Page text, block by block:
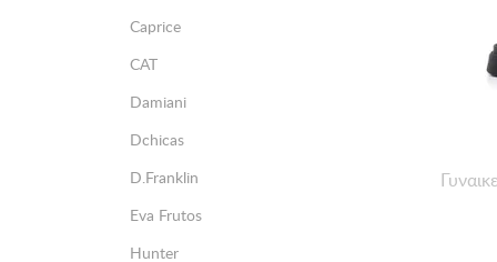
Caprice
CAT
Damiani
Dchicas
D.Franklin
Eva Frutos
Hunter